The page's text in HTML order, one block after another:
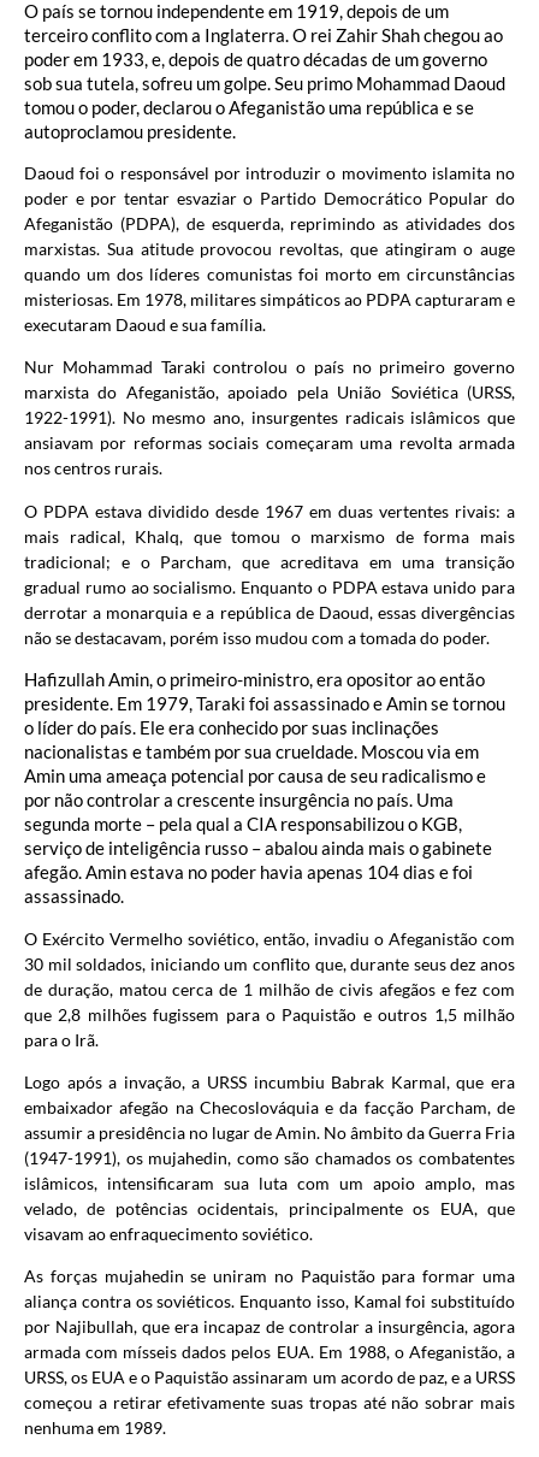
O país se tornou independente em 1919, depois de um
terceiro conflito com a Inglaterra. O rei Zahir Shah chegou ao
poder em 1933, e, depois de quatro décadas de um governo
sob sua tutela, sofreu um golpe. Seu primo Mohammad Daoud
tomou o poder, declarou o Afeganistão uma república e se
autoproclamou presidente.
Daoud foi o responsável por introduzir o movimento islamita no
poder e por tentar esvaziar o Partido Democrático Popular do
Afeganistão (PDPA), de esquerda, reprimindo as atividades dos
marxistas. Sua atitude provocou revoltas, que atingiram o auge
quando um dos líderes comunistas foi morto em circunstâncias
misteriosas. Em 1978, militares simpáticos ao PDPA capturaram e
executaram Daoud e sua família.
Nur Mohammad Taraki controlou o país no primeiro governo
marxista do Afeganistão, apoiado pela União Soviética (URSS,
1922-1991). No mesmo ano, insurgentes radicais islâmicos que
ansiavam por reformas sociais começaram uma revolta armada
nos centros rurais.
O PDPA estava dividido desde 1967 em duas vertentes rivais: a
mais radical, Khalq, que tomou o marxismo de forma mais
tradicional; e o Parcham, que acreditava em uma transição
gradual rumo ao socialismo. Enquanto o PDPA estava unido para
derrotar a monarquia e a república de Daoud, essas divergências
não se destacavam, porém isso mudou com a tomada do poder.
Hafizullah Amin, o primeiro-ministro, era opositor ao então
presidente. Em 1979, Taraki foi assassinado e Amin se tornou
o líder do país. Ele era conhecido por suas inclinações
nacionalistas e também por sua crueldade. Moscou via em
Amin uma ameaça potencial por causa de seu radicalismo e
por não controlar a crescente insurgência no país. Uma
segunda morte – pela qual a CIA responsabilizou o KGB,
serviço de inteligência russo – abalou ainda mais o gabinete
afegão. Amin estava no poder havia apenas 104 dias e foi
assassinado.
O Exército Vermelho soviético, então, invadiu o Afeganistão com
30 mil soldados, iniciando um conflito que, durante seus dez anos
de duração, matou cerca de 1 milhão de civis afegãos e fez com
que 2,8 milhões fugissem para o Paquistão e outros 1,5 milhão
para o Irã.
Logo após a invação, a URSS incumbiu Babrak Karmal, que era
embaixador afegão na Checoslováquia e da facção Parcham, de
assumir a presidência no lugar de Amin. No âmbito da Guerra Fria
(1947-1991), os mujahedin, como são chamados os combatentes
islâmicos, intensificaram sua luta com um apoio amplo, mas
velado, de potências ocidentais, principalmente os EUA, que
visavam ao enfraquecimento soviético.
As forças mujahedin se uniram no Paquistão para formar uma
aliança contra os soviéticos. Enquanto isso, Kamal foi substituído
por Najibullah, que era incapaz de controlar a insurgência, agora
armada com mísseis dados pelos EUA. Em 1988, o Afeganistão, a
URSS, os EUA e o Paquistão assinaram um acordo de paz, e a URSS
começou a retirar efetivamente suas tropas até não sobrar mais
nenhuma em 1989.